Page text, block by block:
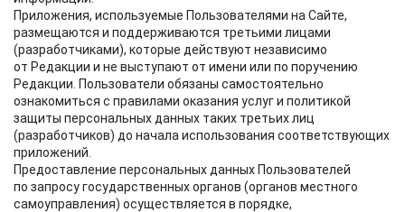
Приложения, используемые Пользователями на Сайте,
размещаются и поддерживаются третьими лицами
(разработчиками), которые действуют независимо
от Редакции и не выступают от имени или по поручению
Редакции. Пользователи обязаны самостоятельно
ознакомиться с правилами оказания услуг и политикой
защиты персональных данных таких третьих лиц
(разработчиков) до начала использования соответствующих
приложений.
Предоставление персональных данных Пользователей
по запросу государственных органов (органов местного
самоуправления) осуществляется в порядке,